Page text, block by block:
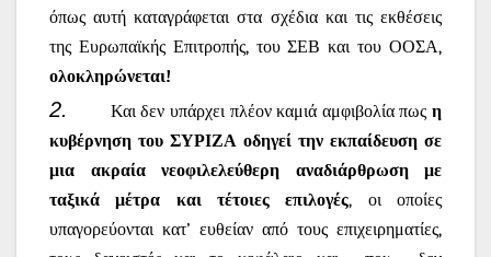
όπως αυτή καταγράφεται στα σχέδια και τις εκθέσεις
της Ευρωπαϊκής Επιτροπής, του ΣΕΒ και του ΟΟΣΑ,
ολοκληρώνεται!
2. Και δεν υπάρχει πλέον καμιά αμφιβολία πως η
κυβέρνηση του ΣΥΡΙΖΑ οδηγεί την εκπαίδευση σε
μια ακραία νεοφιλελεύθερη αναδιάρθρωση με
ταξικά μέτρα και τέτοιες επιλογές, οι οποίες
υπαγορεύονται κατ’ ευθείαν από τους επιχειρηματίες,